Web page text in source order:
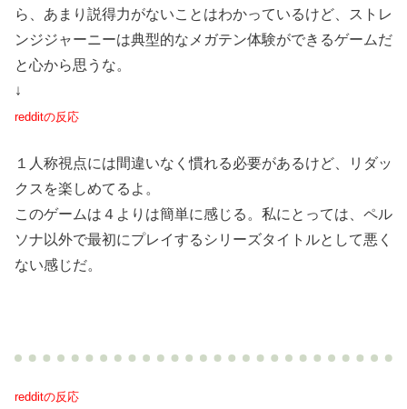
ら、あまり説得力がないことはわかっているけど、ストレ
ンジジャーニーは典型的なメガテン体験ができるゲームだ
と心から思うな。
↓
redditの反応
１人称視点には間違いなく慣れる必要があるけど、リダッ
クスを楽しめてるよ。
このゲームは４よりは簡単に感じる。私にとっては、ペル
ソナ以外で最初にプレイするシリーズタイトルとして悪く
ない感じだ。
redditの反応